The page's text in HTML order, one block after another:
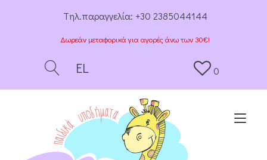
Tηλ.παραγγελία: +30 2385044144
Δωρεάν μεταφορικά για αγορές άνω των 30€!
EL 0